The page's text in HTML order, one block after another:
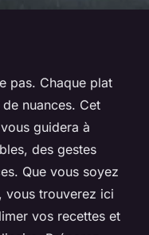
pour des
réussies
pas. Chaque plat
nuances. Cet
guidera à
des gestes
Que vous soyez
vous trouverez ici
vos recettes et